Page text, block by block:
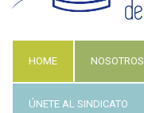
HOME NOSOTROS
ÚNETE AL SINDICATO